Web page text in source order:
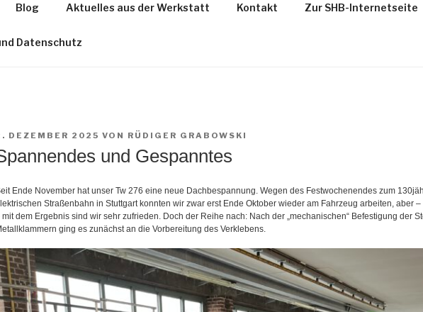
Blog Aktuelles aus der Werkstatt Kontakt Zur SHB-Internetseite
Datenschutz
DEZEMBER 2025 VON RÜDIGER GRABOWSKI
und Gespanntes
Ende November hat unser Tw 276 eine neue Dachbespannung. Wegen des Festwochenendes zum
Straßenbahn in Stuttgart konnten wir zwar erst Ende Oktober wieder am Fahrzeug arbeiten, aber
mit dem Ergebnis sind wir sehr zufrieden. Doch der Reihe nach: Nach der „mechanischen“ Befestigung der
ging es zunächst an die Vorbereitung des Verklebens.